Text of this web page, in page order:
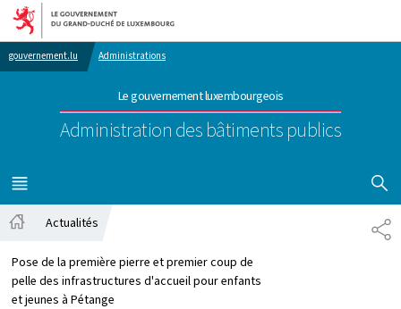
Aller au menu principal
Aller au contenu
gouvernement.lu Administrations
Le gouvernement luxembourgeois
Administration des bâtiments publics
MENU
PRINCIPAL
Actualités
Pose de la première pierre et premier coup de
pelle des infrastructures d'accueil pour enfants
et jeunes à Pétange